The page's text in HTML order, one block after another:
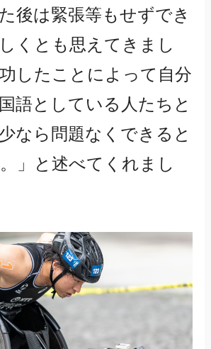
後は緊張等もせずでき
くとも思えてきまし
したことによって自分
語としている人たちと
なら問題なくできると
」と述べてくれまし